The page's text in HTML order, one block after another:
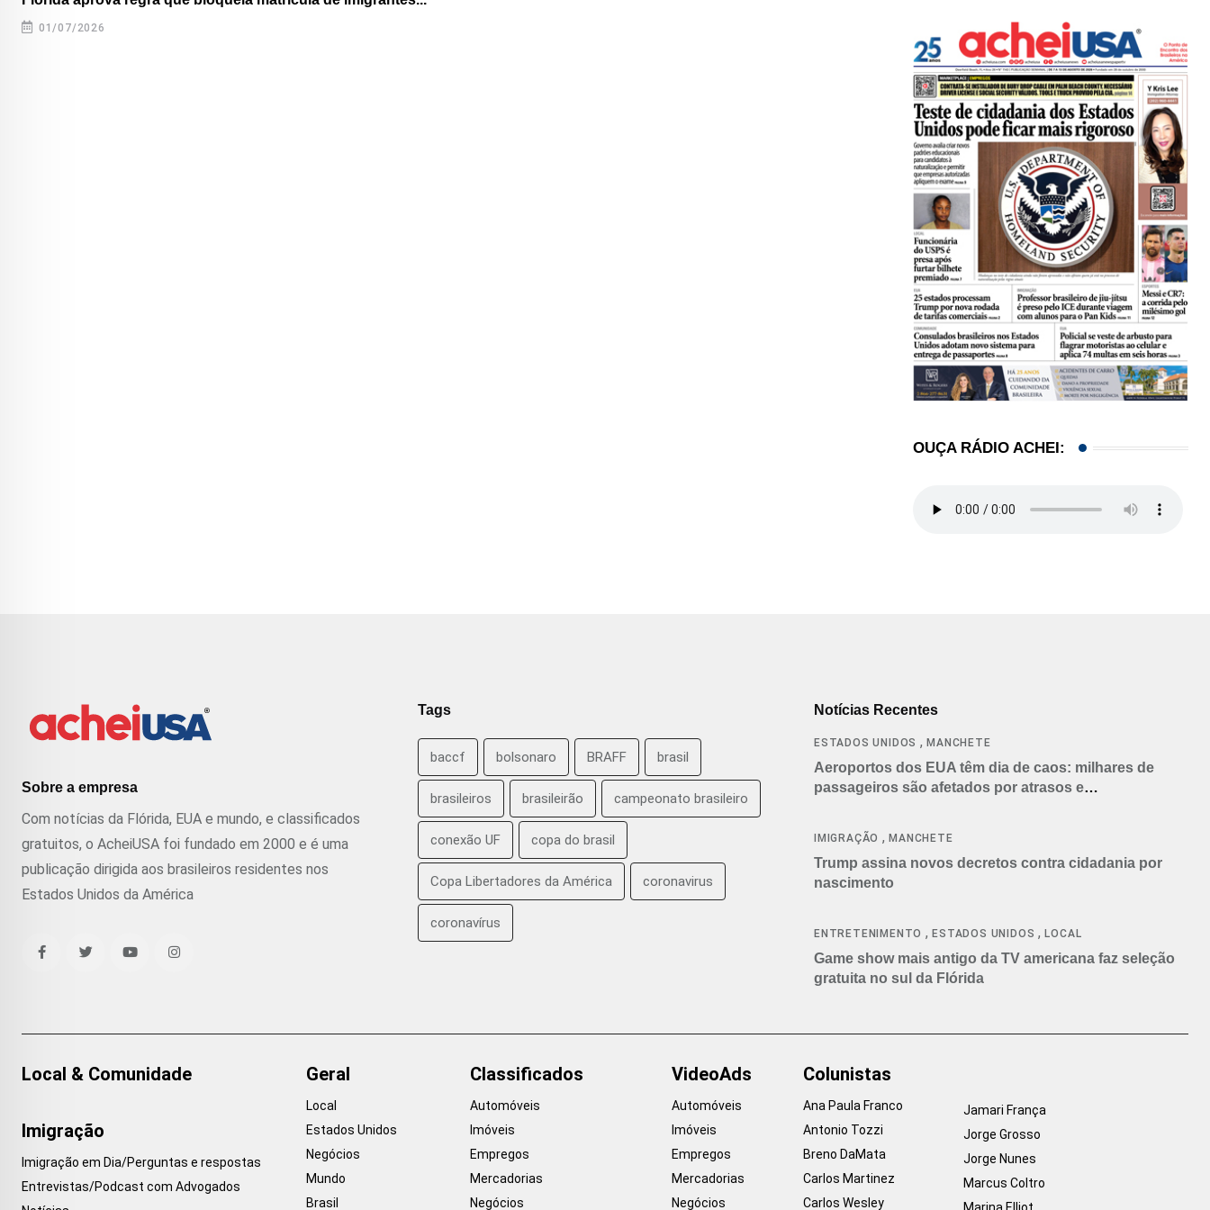
01/07/2026
OUÇA RÁDIO ACHEI:
Sobre a empresa
Com notícias da Flórida, EUA e mundo, e classificados
gratuitos, o AcheiUSA foi fundado em 2000 e é uma
publicação dirigida aos brasileiros residentes nos
Estados Unidos da América
Tags
baccf bolsonaro BRAFF brasil
brasileiros brasileirão campeonato brasileiro
conexão UF copa do brasil
Copa Libertadores da América coronavirus
coronavírus
Notícias Recentes
ESTADOS UNIDOS ,MANCHETE
Aeroportos dos EUA têm dia de caos: milhares de
passageiros são afetados por atrasos e
IMIGRAÇÃO ,MANCHETE
Trump assina novos decretos contra cidadania por
nascimento
ENTRETENIMENTO ,ESTADOS UNIDOS ,LOCAL
Game show mais antigo da TV americana faz seleção
gratuita no sul da Flórida
Local & Comunidade
Imigração
Imigração em Dia/Perguntas e respostas
Entrevistas/Podcast com Advogados
Geral
Local
Estados Unidos
Negócios
Mundo
Brasil
Classificados
Automóveis
Imóveis
Empregos
Mercadorias
Negócios
VideoAds
Automóveis
Imóveis
Empregos
Mercadorias
Negócios
Colunistas
Ana Paula Franco
Antonio Tozzi
Breno DaMata
Carlos Martinez
Carlos Wesley
Jamari França
Jorge Grosso
Jorge Nunes
Marcus Coltro